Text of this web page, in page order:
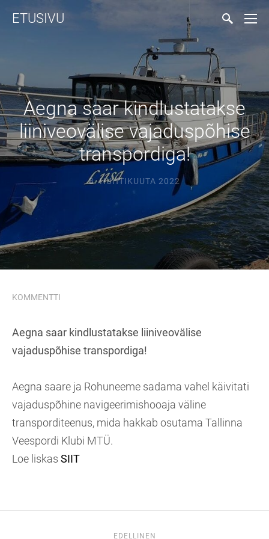
ETUSIVU
Aegna saar kindlustatakse
liiniveovälise vajaduspõhise
transpordiga!
8. HUHTIKUUTA 2022
KOMMENTTI
Aegna saar kindlustatakse liiniveovälise
vajaduspõhise transpordiga!
Aegna saare ja Rohuneeme sadama vahel käivitati
vajaduspõhine navigeerimishooaja väline
transporditeenus, mida hakkab osutama Tallinna
Veespordi Klubi MTÜ.
Loe liskas SIIT
EDELLINEN